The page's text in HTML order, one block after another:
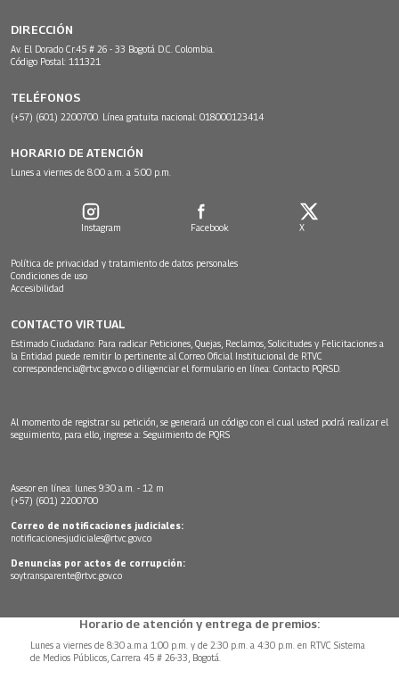
DIRECCIÓN
Av. El Dorado Cr.45 # 26 - 33 Bogotá D.C. Colombia.
Código Postal: 111321
TELÉFONOS
(+57) (601) 2200700. Línea gratuita nacional: 018000123414
HORARIO DE ATENCIÓN
Lunes a viernes de 8:00 a.m. a 5:00 p.m.
Instagram Facebook X
Política de privacidad y tratamiento de datos personales
Condiciones de uso
Accesibilidad
CONTACTO VIRTUAL
Estimado Ciudadano: Para radicar Peticiones, Quejas, Reclamos, Solicitudes y Felicitaciones a
la Entidad puede remitir lo pertinente al Correo Oficial Institucional de RTVC
correspondencia@rtvc.gov.co o diligenciar el formulario en línea: Contacto PQRSD.
Al momento de registrar su petición, se generará un código con el cual usted podrá realizar el
seguimiento, para ello, ingrese a: Seguimiento de PQRS
Asesor en línea: lunes 9:30 a.m. - 12 m
(+57) (601) 2200700
Correo de notificaciones judiciales:
notificacionesjudiciales@rtvc.gov.co
Denuncias por actos de corrupción:
soytransparente@rtvc.gov.co
Horario de atención y entrega de premios:
Lunes a viernes de 8:30 a.m.a 1:00 p.m. y de 2:30 p.m. a 4:30 p.m. en RTVC Sistema
de Medios Públicos, Carrera 45 # 26-33, Bogotá.